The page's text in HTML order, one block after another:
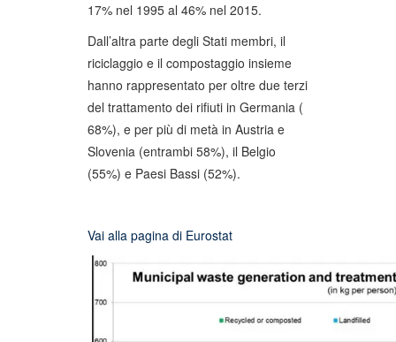
17% nel 1995 al 46% nel 2015.
Dall’altra parte degli Stati membri, il
riciclaggio e il compostaggio insieme
hanno rappresentato per oltre due terzi
del trattamento dei rifiuti in Germania (
68%), e per più di metà in Austria e
Slovenia (entrambi 58%), il Belgio
(55%) e Paesi Bassi (52%).
Vai alla pagina di Eurostat